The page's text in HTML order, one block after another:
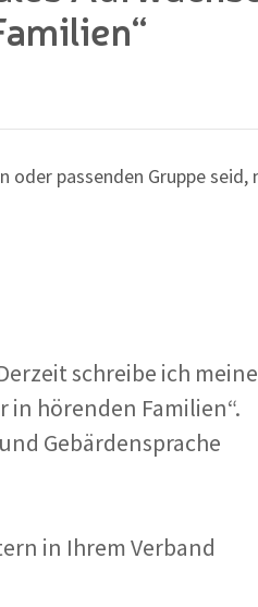
passenden Gruppe seid,
schreibe ich meine
hörenden Familien“.
Gebärdensprache
in Ihrem Verband